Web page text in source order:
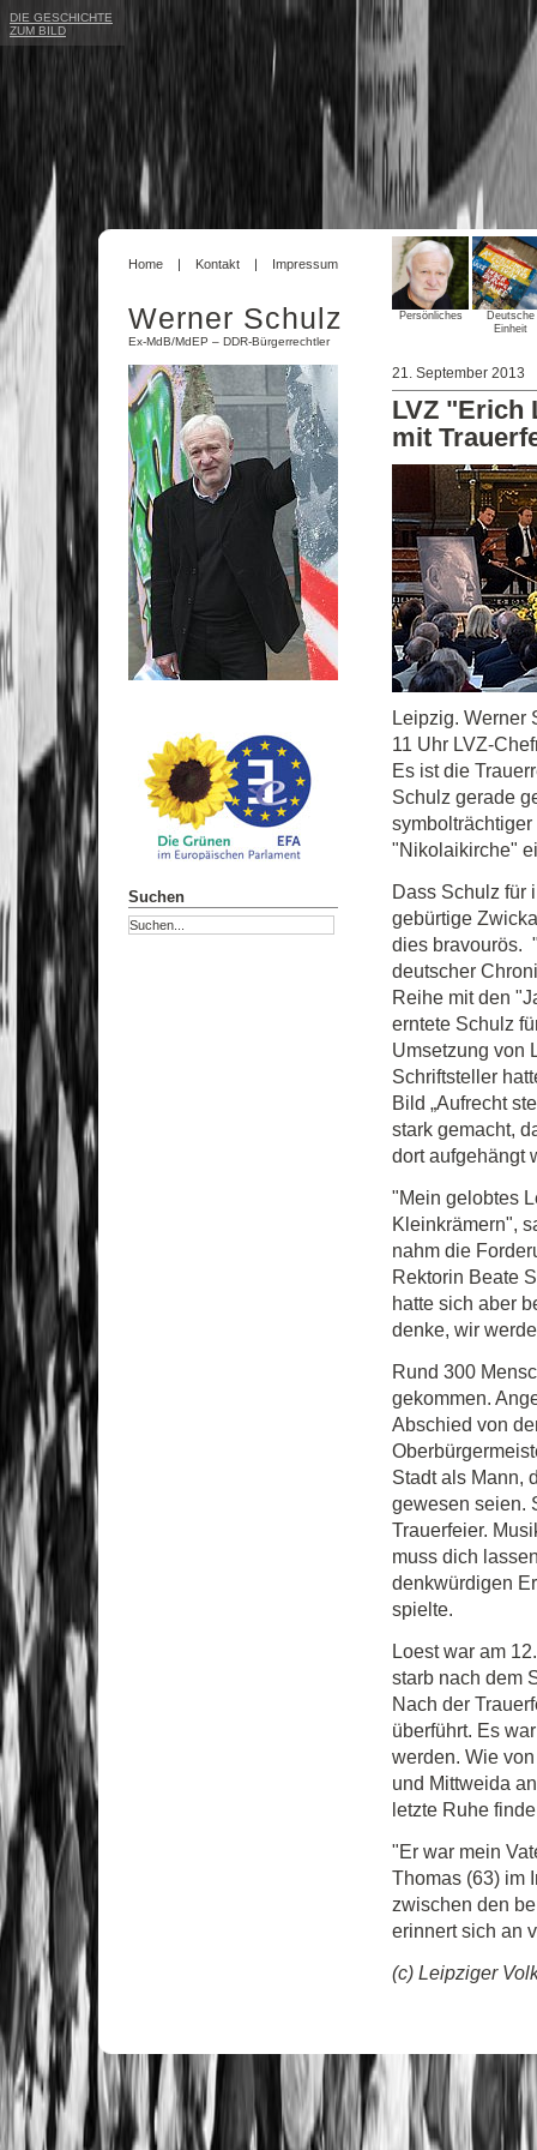
21. September 2013
LVZ "Erich
mit
Leipzig. Werner
11 Uhr LVZ-
Es ist die
Schulz gerade
"Nikolaikirche"
Dass Schulz für
gebürtige
dies bravourös.
deutscher
Reihe mit den
erntete Schulz
Umsetzung von
Schriftsteller
Bild „Aufrecht
stark gemacht,
dort aufgehängt
"Mein gelobtes
Kleinkrämern",
nahm die
Rektorin Beate
hatte sich aber
denke, wir
Rund 300
gekommen.
Abschied von
Stadt als Mann,
gewesen seien.
Trauerfeier.
muss dich
denkwürdigen
spielte.
Loest war am
starb nach dem
Nach der
überführt. Es
werden. Wie
und Mittweida
letzte Ruhe
"Er war mein
Thomas (63) im
zwischen den
erinnert sich an
(c) Leipziger
Home Kontakt Impressum
Werner Schulz
Ex-MdB/MdEP – DDR-Bürgerrechtler
Suchen
Persönliches
Deutsche
Einheit
DIE GESCHICHTE
ZUM BILD